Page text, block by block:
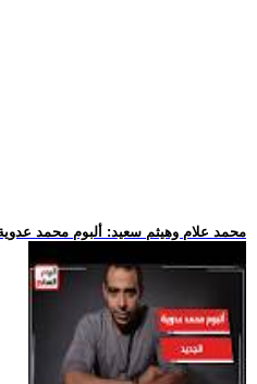
.. محمد علام وهيثم سعيد: ألبوم محمد